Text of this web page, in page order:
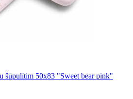
šūpulītim 50x83 "Sweet bear pink"